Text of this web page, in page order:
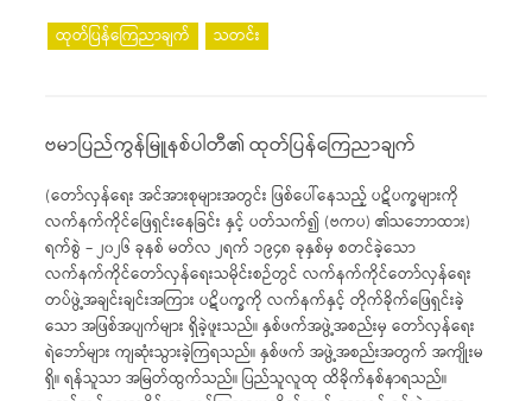
ထုတ်ပြန်ကြေညာချက် သတင်း
ဗမာပြည်ကွန်မြူနစ်ပါတီ၏ ထုတ်ပြန်ကြေညာချက်
(တော်လှန်ရေး အင်အားစုများအတွင်း ဖြစ်ပေါ်နေသည့် ပဋိပက္ခများကို
လက်နက်ကိုင်ဖြေရှင်းနေခြင်း နှင့် ပတ်သက်၍ (ဗကပ) ၏သဘောထား)
ရက်စွဲ – ၂၀၂၆ ခုနစ် မတ်လ ၂ရက် ၁၉၄၈ ခုနှစ်မှ စတင်ခဲ့သော
လက်နက်ကိုင်တော်လှန်ရေးသမိုင်းစဉ်တွင် လက်နက်ကိုင်တော်လှန်ရေး
တပ်ဖွဲ့အချင်းချင်းအကြား ပဋိပက္ခကို လက်နက်နှင့် တိုက်ခိုက်ဖြေရှင်းခဲ့
သော အဖြစ်အပျက်များ ရှိခဲ့ဖူးသည်။ နှစ်ဖက်အဖွဲ့အစည်းမှ တော်လှန်ရေး
ရဲဘော်များ ကျဆုံးသွားခဲ့ကြရသည်။ နှစ်ဖက် အဖွဲ့အစည်းအတွက် အကျိုးမ
ရှိ။ ရန်သူသာ အမြတ်ထွက်သည်။ ပြည်သူလူထု ထိခိုက်နစ်နာရသည်။